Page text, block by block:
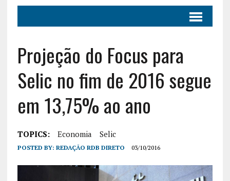
Projeção do Focus para
Selic no fim de 2016 segue
em 13,75% ao ano
TOPICS: Economia Selic
POSTED BY: REDAÇÃO RDB DIRETO 03/10/2016